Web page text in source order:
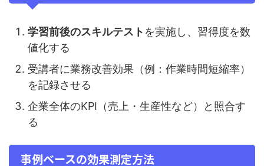
学習前後のスキルテスト を実施し、習得度を数
値化する
受講者に業務改善効果（例：作業時間短縮率）
を記録させる
企業全体のKPI（売上・生産性など）と照合す
る
事例ベースの効果測定方法